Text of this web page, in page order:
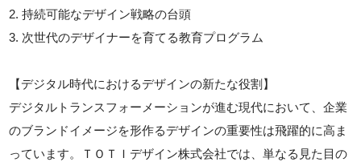
2. 持続可能なデザイン戦略の台頭
3. 次世代のデザイナーを育てる教育プログラム
【デジタル時代におけるデザインの新たな役割】
デジタルトランスフォーメーションが進む現代において、企業
のブランドイメージを形作るデザインの重要性は飛躍的に高ま
っています。ＴＯＴＩデザイン株式会社では、単なる見た目の